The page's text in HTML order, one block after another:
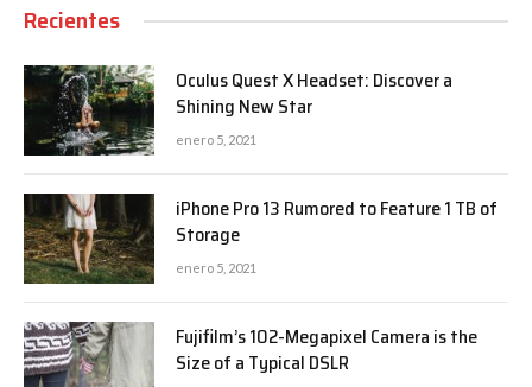
Recientes
Oculus Quest X Headset: Discover a
Shining New Star
enero 5, 2021
iPhone Pro 13 Rumored to Feature 1 TB of
Storage
enero 5, 2021
Fujifilm’s 102-Megapixel Camera is the
Size of a Typical DSLR